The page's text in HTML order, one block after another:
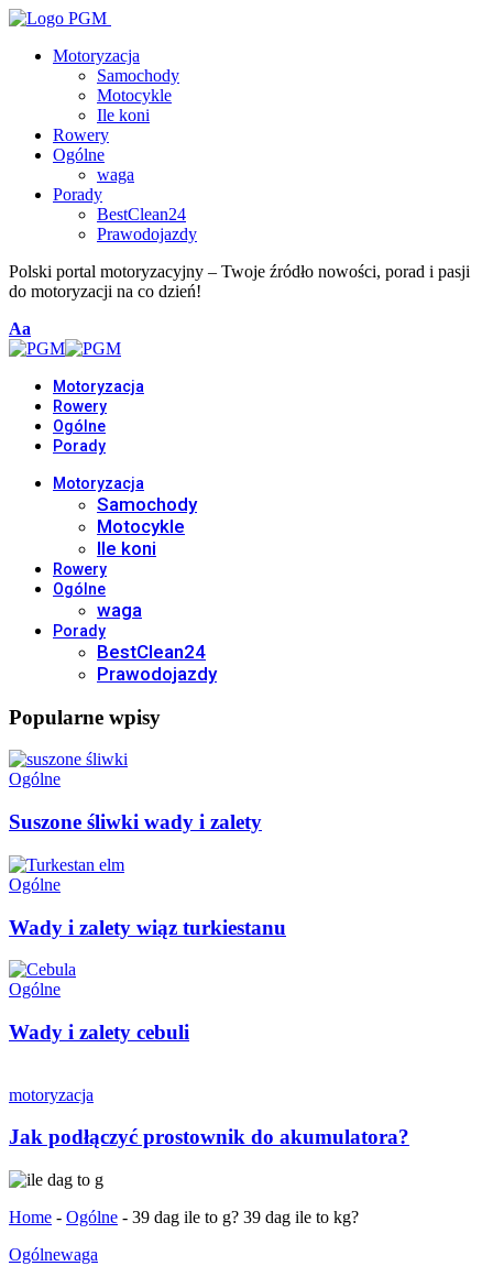
Motoryzacja
Samochody
Motocykle
Ile koni
Rowery
Ogólne
waga
Porady
BestClean24
Prawodojazdy
Polski portal motoryzacyjny – Twoje źródło nowości, porad i pasji
do motoryzacji na co dzień!
Font
Resizer
Aa
Motoryzacja
Rowery
Ogólne
Porady
Motoryzacja
Samochody
Motocykle
Ile koni
Rowery
Ogólne
waga
Porady
BestClean24
Prawodojazdy
Popularne wpisy
Ogólne
Suszone śliwki wady i zalety
Ogólne
Wady i zalety wiąz turkiestanu
Ogólne
Wady i zalety cebuli
motoryzacja
Jak podłączyć prostownik do akumulatora?
Home - Ogólne - 39 dag ile to g? 39 dag ile to kg?
Ogólnewaga